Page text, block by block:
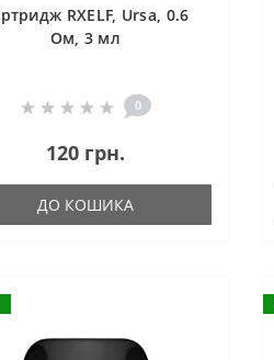
RXELF, Ursa, 0.6
Ом, 3 мл
0
120 грн.
ДО КОШИКА